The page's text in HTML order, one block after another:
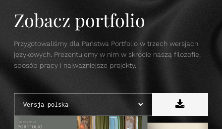
Zobacz portfolio
Przygotowaliśmy dla Państwa Portfolio w trzech wersjach
językowych. Prezentujemy w nim w skrócie naszą filozofię,
sposób pracy i najważniejsze projekty.